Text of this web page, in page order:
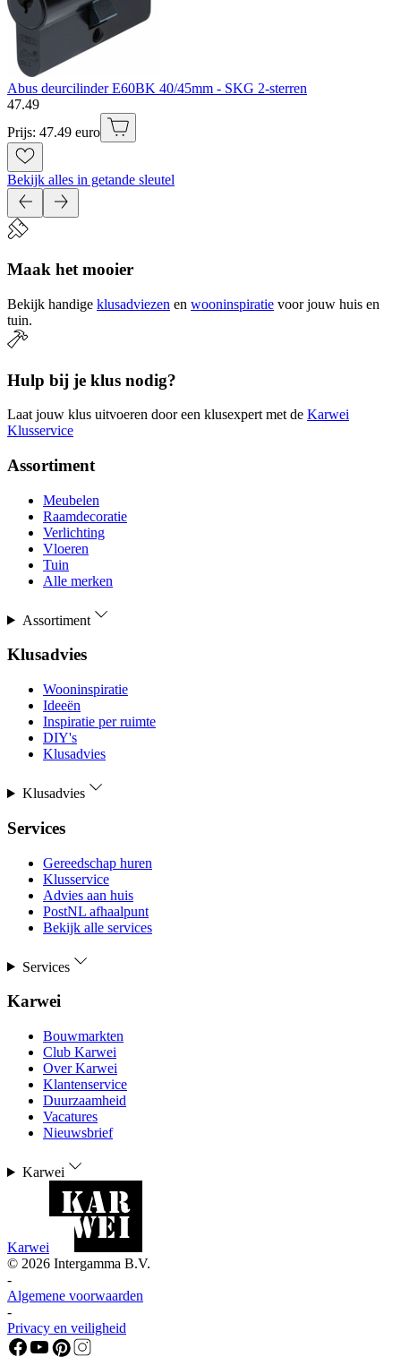
Abus deurcilinder E60BK 40/45mm - SKG 2-sterren
47.49
Prijs: 47.49 euro
Bekijk alles in getande sleutel
Maak het mooier
Bekijk handige klusadviezen en wooninspiratie voor jouw huis en
tuin.
Hulp bij je klus nodig?
Laat jouw klus uitvoeren door een klusexpert met de Karwei
Klusservice
Assortiment
Meubelen
Raamdecoratie
Verlichting
Vloeren
Tuin
Alle merken
Assortiment
Klusadvies
Wooninspiratie
Ideeën
Inspiratie per ruimte
DIY's
Klusadvies
Klusadvies
Services
Gereedschap huren
Klusservice
Advies aan huis
PostNL afhaalpunt
Bekijk alle services
Services
Karwei
Bouwmarkten
Club Karwei
Over Karwei
Klantenservice
Duurzaamheid
Vacatures
Nieuwsbrief
Karwei
Karwei
© 2026 Intergamma B.V.
-
Algemene voorwaarden
-
Privacy en veiligheid